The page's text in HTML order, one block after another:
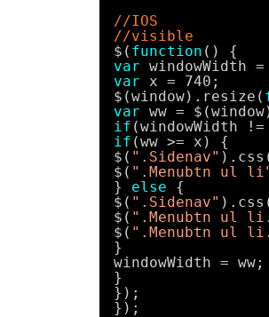
//IOS
//visible
$( function () {
var windowWidth
var
x = 740;
$(window).resize(
var ww =
if (windowWidth
if (ww >= x) {
$( ".Sidenav"
$( ".Menubtn ul
} else
{
$( ".Sidenav"
$( ".Menubtn ul
$( ".Menubtn ul
}
windowWidth = ww;
}
});
});